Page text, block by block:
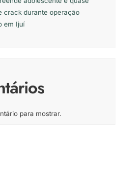
crack durante operação
em Ijuí
para mostrar.